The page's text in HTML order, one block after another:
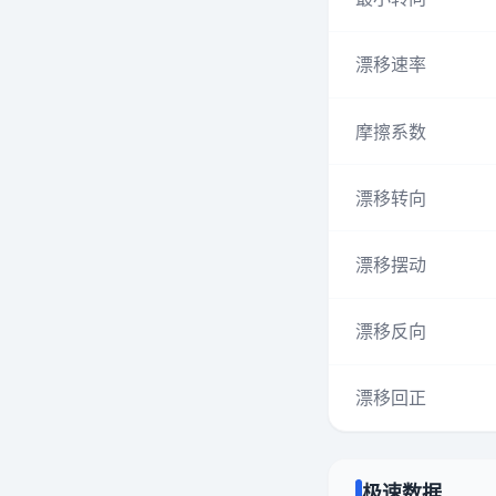
漂移速率
摩擦系数
漂移转向
漂移摆动
漂移反向
漂移回正